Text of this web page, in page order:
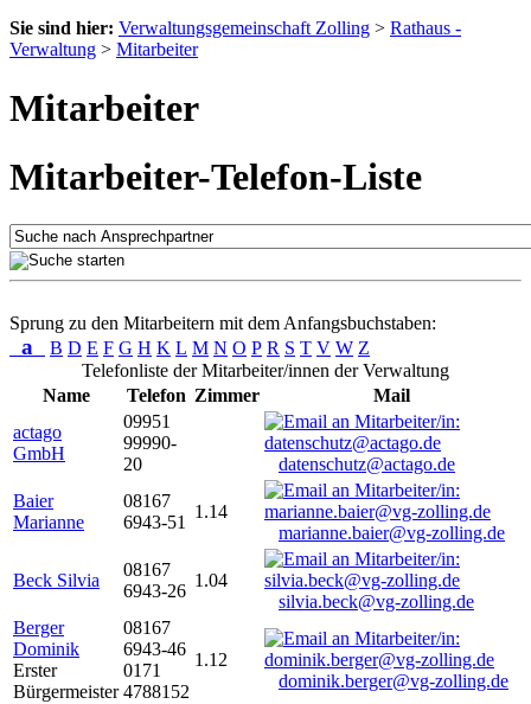
Sie sind hier: Verwaltungsgemeinschaft Zolling > Rathaus -
Verwaltung > Mitarbeiter
Mitarbeiter
Mitarbeiter-Telefon-Liste
Sprung zu den Mitarbeitern mit dem Anfangsbuchstaben:
a B D E F G H K L M N O P R S T V W Z
Telefonliste der Mitarbeiter/innen der Verwaltung
Name
Telefon Zimmer
Mail
actago
GmbH
09951
99990-
20
datenschutz@actago.de
Baier
Marianne
08167
6943-51
1.14
marianne.baier@vg-zolling.de
Beck Silvia
08167
6943-26
1.04
silvia.beck@vg-zolling.de
Berger
Dominik
Erster
Bürgermeister
08167
6943-46
0171
4788152
1.12
dominik.berger@vg-zolling.de